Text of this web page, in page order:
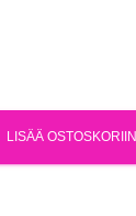
LISÄÄ OSTOSKORIIN